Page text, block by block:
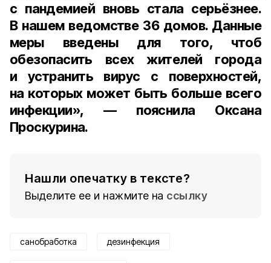
с пандемией вновь стала серьёзнее.
В нашем ведомстве 36 домов. Данные
меры введены для того, чтоб
обезопасить всех жителей города
и устранить вирус с поверхностей,
на которых может быть больше всего
инфекции», — пояснила Оксана
Проскурина.
Нашли опечатку в тексте?
Выделите ее и нажмите на ссылку
санобработка дезинфекция